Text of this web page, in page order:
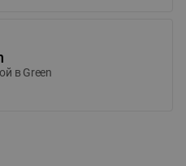
в Green